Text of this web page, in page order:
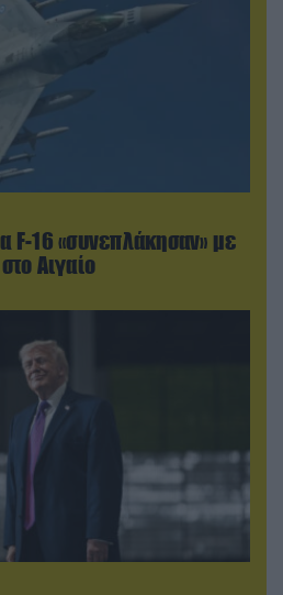
F-16 «συνεπλάκησαν» με
Αιγαίο